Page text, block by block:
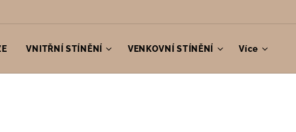
VNITŘNÍ STÍNĚNÍ VENKOVNÍ STÍNĚNÍ Více